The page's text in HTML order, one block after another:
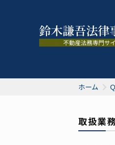
ホーム
取扱業